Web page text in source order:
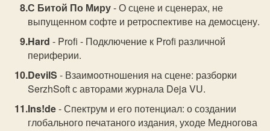
С Битой По Миру- О сцене и сценерах, не
выпущенном софте и ретроспективе на демосцену.
Hard - Profi - Подключение к Profi различной
периферии.
DevilS - Взаимоотношения на сцене: разборки
SerzhSoft с авторами журнала Deja VU.
Ins!de- Спектрум и его потенциал: о создании
глобального печатаного издания, уходе Медногова